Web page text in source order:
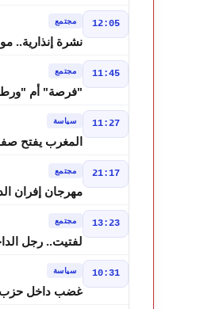
12:05 مجتمع
بالمغرب
11:45 مجتمع
"فرصة" أم
11:27 سياسة
المغرب يفتح
21:17 مجتمع
مهرجان إفران
تخطف الأضواء
13:23 مجتمع
لفتيت.. رجل
10:31 سياسة
غضب داخل حزب